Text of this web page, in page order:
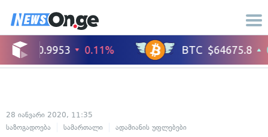
28 იანვარი 2020, 11:35
საზოგადოება
სამართალი ადამიანის უფლებები